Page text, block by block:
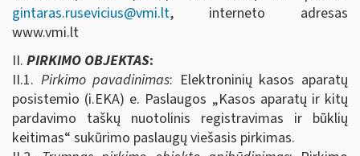
gintaras.rusevicius@vmi.lt, interneto adresas
www.vmi.lt
II. PIRKIMO OBJEKTAS:
II.1. Pirkimo pavadinimas: Elektroninių kasos aparatų
posistemio (i.EKA) e. Paslaugos „Kasos aparatų ir kitų
pardavimo taškų nuotolinis registravimas ir būklių
keitimas“ sukūrimo paslaugų viešasis pirkimas.